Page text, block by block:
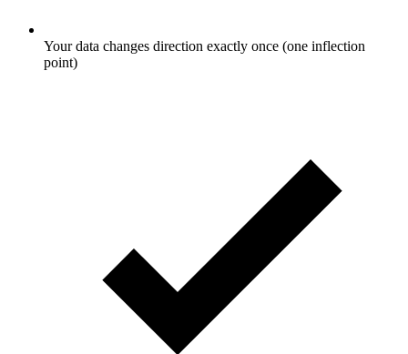
Your data changes direction exactly once (one inflection
point)